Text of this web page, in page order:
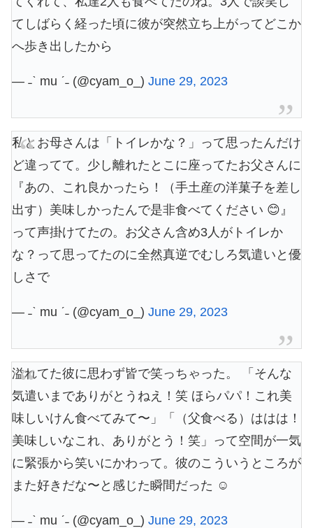
てしばらく経った頃に彼が突然立ち上がってどこか
へ歩き出したから
— ˗ˋ mu ˊ˗ (@cyam_o_) June 29, 2023
私とお母さんは「トイレかな？」って思ったんだけ
ど違ってて。少し離れたとこに座ってたお父さんに
『あの、これ良かったら！（手土産の洋菓子を差し
出す）美味しかったんで是非食べてください 😊』
って声掛けてたの。お父さん含め3人がトイレか
な？って思ってたのに全然真逆でむしろ気遣いと優
しさで
— ˗ˋ mu ˊ˗ (@cyam_o_) June 29, 2023
溢れてた彼に思わず皆で笑っちゃった。 「そんな
気遣いまでありがとうねえ！笑 ほらパパ！これ美
味しいけん食べてみて〜」「（父食べる）ははは！
美味しいなこれ、ありがとう！笑」って空間が一気
に緊張から笑いにかわって。彼のこういうところが
また好きだな〜と感じた瞬間だった ☺️
— ˗ˋ mu ˊ˗ (@cyam_o_) June 29, 2023